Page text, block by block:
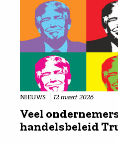
NIEUWS 12 maart 2026
Veel
handelsbeleid